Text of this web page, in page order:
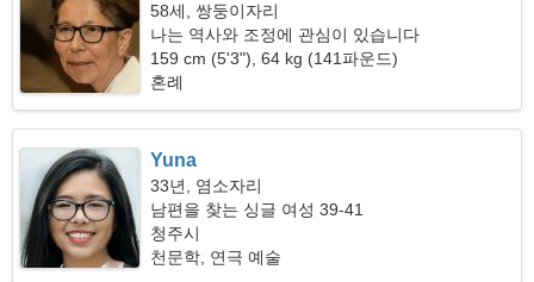
58세, 쌍둥이자리
나는 역사와 조정에 관심이 있습니다
159 cm (5'3"), 64 kg (141파운드)
혼례
Yuna
33년, 염소자리
남편을 찾는 싱글 여성 39-41
청주시
천문학, 연극 예술